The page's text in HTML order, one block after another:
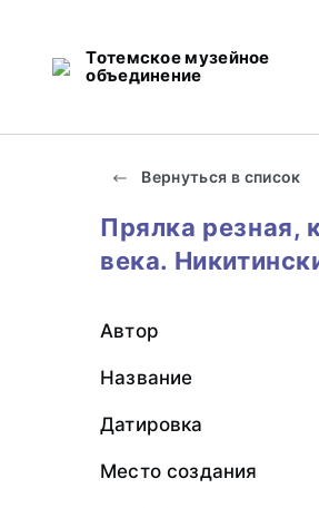
Тотемское музейное
объединение
Вернуться в список
Прялка резная,
века.
Автор
Название
Датировка
Место создания